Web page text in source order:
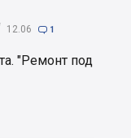
12.06  1
"Ремонт под